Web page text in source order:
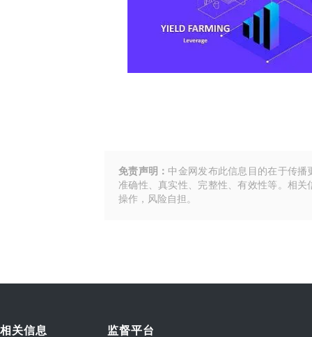
免责声明： 中金网发布此信息目的在于传
准确性、真实性、完整性、有效性等。相
操作，风险自担。
相关信息 监督平台